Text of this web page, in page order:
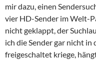
mir dazu, einen
vier HD-Sender im Welt-
nicht geklappt, der
ich die Sender gar nicht in
freigeschaltet kriege,